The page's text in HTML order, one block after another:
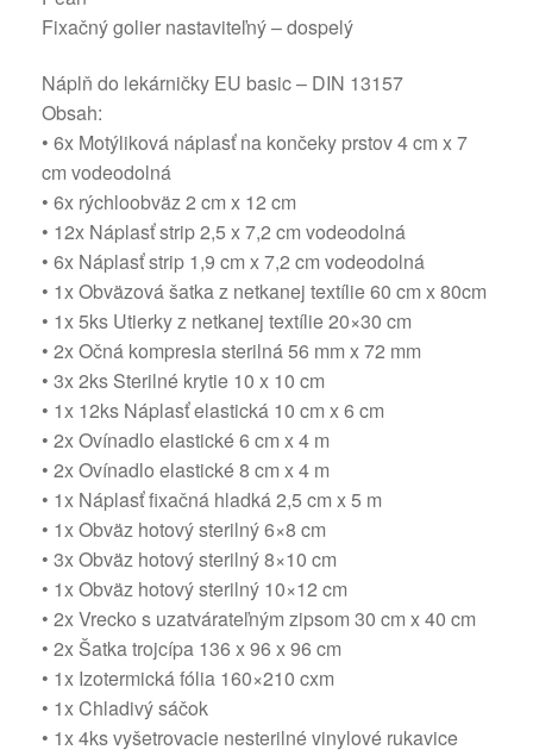
Fixačný golier nastaviteľný – dospelý
Náplň do lekárničky EU basic – DIN 13157
Obsah:
• 6x Motýliková náplasť na končeky prstov 4 cm x 7
cm vodeodolná
• 6x rýchloobväz 2 cm x 12 cm
• 12x Náplasť strip 2,5 x 7,2 cm vodeodolná
• 6x Náplasť strip 1,9 cm x 7,2 cm vodeodolná
• 1x Obväzová šatka z netkanej textílie 60 cm x 80cm
• 1x 5ks Utierky z netkanej textílie 20×30 cm
• 2x Očná kompresia sterilná 56 mm x 72 mm
• 3x 2ks Sterilné krytie 10 x 10 cm
• 1x 12ks Náplasť elastická 10 cm x 6 cm
• 2x Ovínadlo elastické 6 cm x 4 m
• 2x Ovínadlo elastické 8 cm x 4 m
• 1x Náplasť fixačná hladká 2,5 cm x 5 m
• 1x Obväz hotový sterilný 6×8 cm
• 3x Obväz hotový sterilný 8×10 cm
• 1x Obväz hotový sterilný 10×12 cm
• 2x Vrecko s uzatvárateľným zipsom 30 cm x 40 cm
• 2x Šatka trojcípa 136 x 96 x 96 cm
• 1x Izotermická fólia 160×210 cxm
• 1x Chladivý sáčok
• 1x 4ks vyšetrovacie nesterilné vinylové rukavice